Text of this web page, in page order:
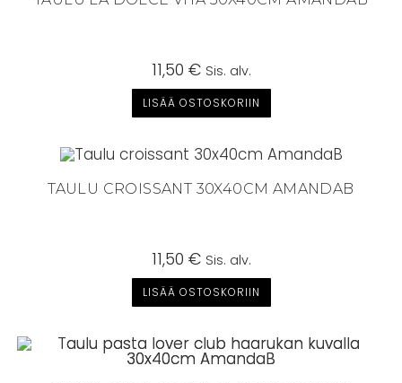
11,50 € Sis. alv.
LISÄÄ OSTOSKORIIN
TAULU CROISSANT 30X40CM AMANDAB
11,50 € Sis. alv.
LISÄÄ OSTOSKORIIN